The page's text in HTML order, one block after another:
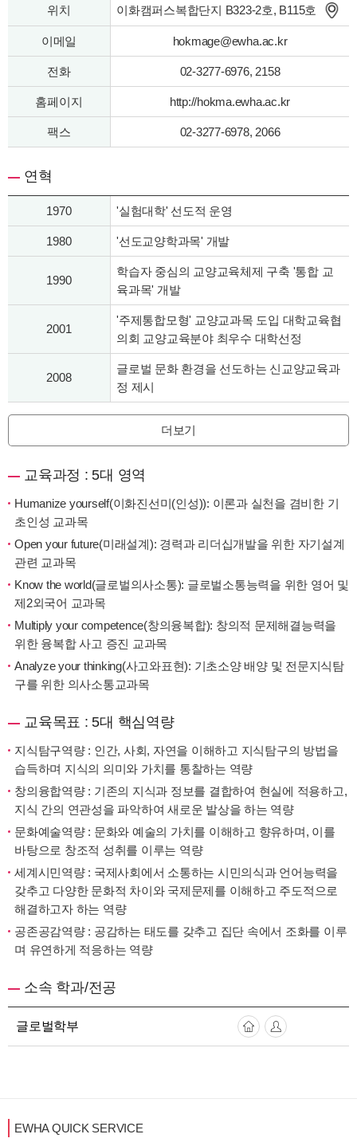
위치 이화캠퍼스복합단지 B323-2호, B115호
이메일 hokmage@ewha.ac.kr
전화 02-3277-6976, 2158
홈페이지 http://hokma.ewha.ac.kr
팩스 02-3277-6978, 2066
연혁
1970 '실험대학' 선도적 운영
1980 '선도교양학과목' 개발
1990
학습자 중심의 교양교육체제 구축 '통합 교
육과목' 개발
2001
'주제통합모형' 교양교과목 도입 대학교육협
의회 교양교육분야 최우수 대학선정
2008
글로벌 문화 환경을 선도하는 신교양교육과
정 제시
더보기
교육과정 : 5대 영역
Humanize yourself(이화진선미(인성)): 이론과 실천을 겸비한 기
초인성 교과목
Open your future(미래설계): 경력과 리더십개발을 위한 자기설계
관련 교과목
Know the world(글로벌의사소통): 글로벌소통능력을 위한 영어 및
제2외국어 교과목
Multiply your competence(창의융복합): 창의적 문제해결능력을
위한 융복합 사고 증진 교과목
Analyze your thinking(사고와표현): 기초소양 배양 및 전문지식탐
구를 위한 의사소통교과목
교육목표 : 5대 핵심역량
지식탐구역량 : 인간, 사회, 자연을 이해하고 지식탐구의 방법을
습득하며 지식의 의미와 가치를 통찰하는 역량
창의융합역량 : 기존의 지식과 정보를 결합하여 현실에 적용하고,
지식 간의 연관성을 파악하여 새로운 발상을 하는 역량
문화예술역량 : 문화와 예술의 가치를 이해하고 향유하며, 이를
바탕으로 창조적 성취를 이루는 역량
세계시민역량 : 국제사회에서 소통하는 시민의식과 언어능력을
갖추고 다양한 문화적 차이와 국제문제를 이해하고 주도적으로
해결하고자 하는 역량
공존공감역량 : 공감하는 태도를 갖추고 집단 속에서 조화를 이루
며 유연하게 적응하는 역량
소속 학과/전공
글로벌학부
EWHA QUICK SERVICE